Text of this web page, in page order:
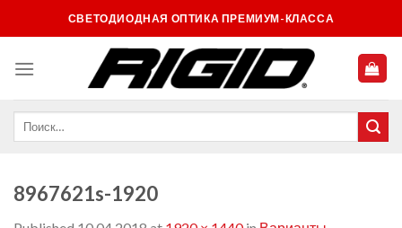
to
СВЕТОДИОДНАЯ ОПТИКА ПРЕМИУМ-КЛАССА
8967621s-1920